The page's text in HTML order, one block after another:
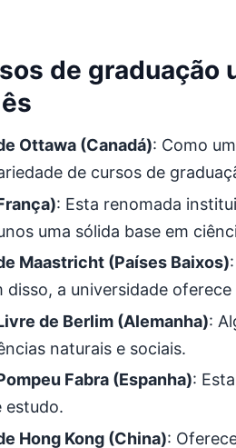
de graduação
Ottawa (Canadá): Como
de cursos de
: Esta renomada
uma sólida base em
Maastricht (Países Baixos)
disso, a universidade
de Berlim (Alemanha):
naturais e sociais.
Fabra (Espanha):
estudo.
Hong Kong (China):